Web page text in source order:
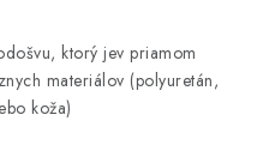
ktorý jev priamom
materiálov (polyuretán,
koža)